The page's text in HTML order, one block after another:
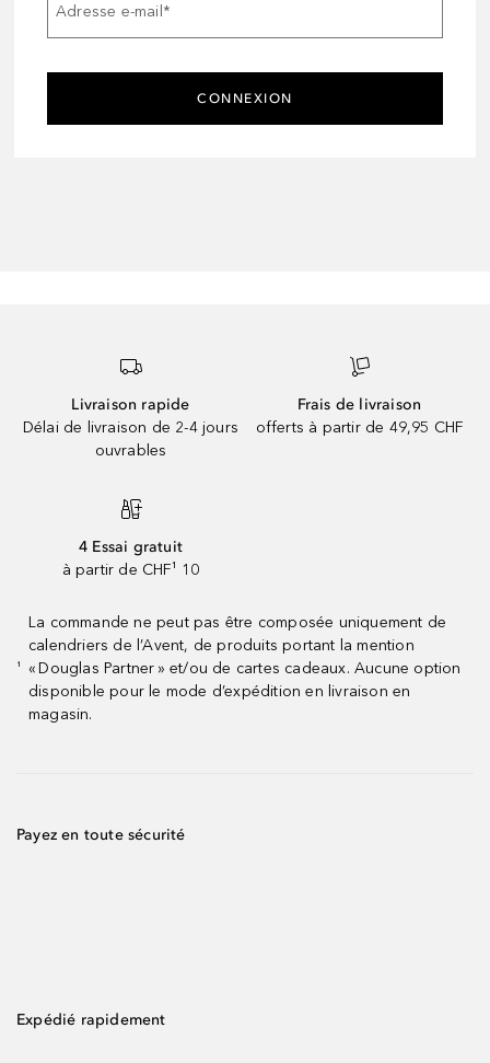
Adresse e-mail*
CONNEXION
Livraison rapide
Délai de livraison de 2-4 jours
ouvrables
Frais de livraison
offerts à partir de 49,95 CHF
4 Essai gratuit
à partir de CHF¹ 10
¹
La commande ne peut pas être composée uniquement de
calendriers de l’Avent, de produits portant la mention
« Douglas Partner » et/ou de cartes cadeaux. Aucune option
disponible pour le mode d’expédition en livraison en
magasin.
Payez en toute sécurité
Expédié rapidement